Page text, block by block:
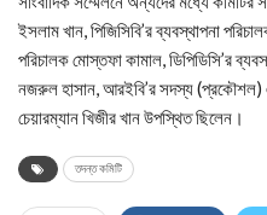
ইসলাম খান, পিজিসিবি’র ব্যবস্থাপনা
পরিচালক মোস্তফা কামাল, ডিপিডিসি’র
নজরুল হাসান, আরইবি’র সদস্য (প্রকৌশল)
চেয়ারম্যান খিজীর খান উপস্থিত ছিলেন।
তদন্ত কমিটি